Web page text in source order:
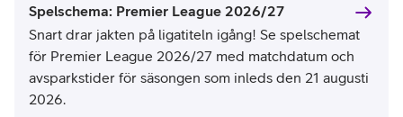
Spelschema: Premier League 2026/27
Snart drar jakten på ligatiteln igång! Se spelschemat
för Premier League 2026/27 med matchdatum och
avsparkstider för säsongen som inleds den 21 augusti
2026.